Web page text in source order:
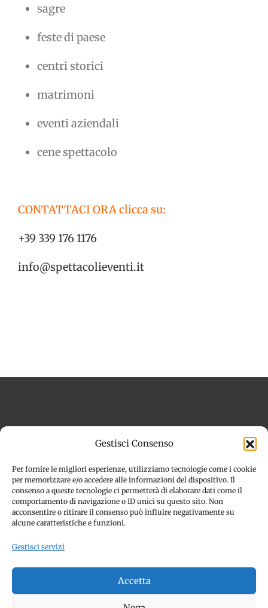
Gestisci Consenso
Per fornire le migliori esperienze, utilizziamo tecnologie come i cookie
per memorizzare e/o accedere alle informazioni del dispositivo. Il
consenso a queste tecnologie ci permetterà di elaborare dati come il
comportamento di navigazione o ID unici su questo sito. Non
acconsentire o ritirare il consenso può influire negativamente su
alcune caratteristiche e funzioni.
Gestisci servizi
Accetta
sagre
feste di paese
centri storici
matrimoni
eventi aziendali
cene spettacolo
CONTATTACI ORA clicca su:
+39 339 176 1176
info@spettacolieventi.it
Disconoscimento
© Copyright 2012 -2026 | SPETTACOLI EVENTI - CIVITANOVA
MARCHE (MC) - Partita iva: 01907890436 | ALL RIGHTS
RESERVED | Made with ❤️ by